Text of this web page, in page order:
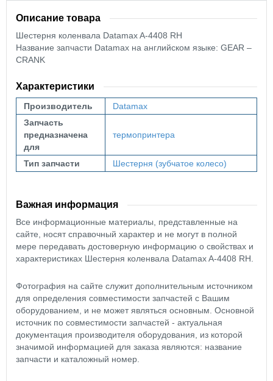
Описание товара
Шестерня коленвала Datamax A-4408 RH
Название запчасти Datamax на английском языке: GEAR –
CRANK
Характеристики
Производитель
Datamax
Запчасть
предназначена
для
термопринтера
Тип запчасти Шестерня (зубчатое колесо)
Важная информация
Все информационные материалы, представленные на
сайте, носят справочный характер и не могут в полной
мере передавать достоверную информацию о свойствах и
характеристиках Шестерня коленвала Datamax A-4408 RH.
Фотография на сайте служит дополнительным источником
для определения совместимости запчастей с Вашим
оборудованием, и не может являться основным. Основной
источник по совместимости запчастей - актуальная
документация производителя оборудования, из которой
значимой информацией для заказа являются: название
запчасти и каталожный номер.